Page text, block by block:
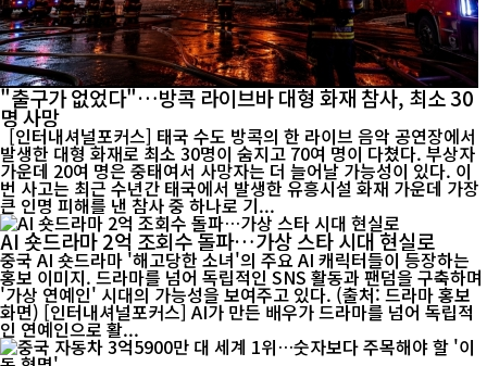
"출구가 없었다"…방콕 라이브바 대형 화재 참사, 최소 30
명 사망
[인터내셔널포커스] 태국 수도 방콕의 한 라이브 음악 공연장에서
발생한 대형 화재로 최소 30명이 숨지고 70여 명이 다쳤다. 부상자
가운데 20여 명은 중태여서 사망자는 더 늘어날 가능성이 있다. 이
번 사고는 최근 수년간 태국에서 발생한 유흥시설 화재 가운데 가장
큰 인명 피해를 낸 참사 중 하나로 기...
AI 숏드라마 2억 조회수 돌파…가상 스타 시대 현실로
중국 AI 숏드라마 '해고당한 소녀'의 주요 AI 캐릭터들이 등장하는
홍보 이미지. 드라마를 넘어 독립적인 SNS 활동과 팬덤을 구축하며
'가상 연예인' 시대의 가능성을 보여주고 있다. (출처: 드라마 홍보
화면) [인터내셔널포커스] AI가 만든 배우가 드라마를 넘어 독립적
인 연예인으로 활...